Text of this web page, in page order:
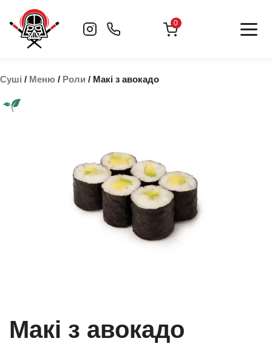
content
0
Суші / Меню / Роли / Макі з авокадо
Макі з авокадо